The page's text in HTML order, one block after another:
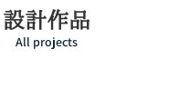
設計作品
All projects